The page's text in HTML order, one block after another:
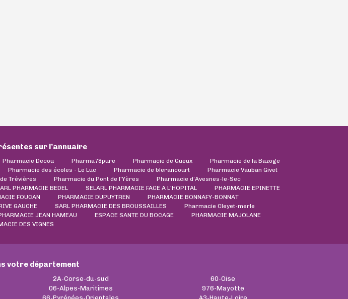
sur l’annuaire
Pharmacie Decou Pharma78pure Pharmacie de Gueux
Pharmacie de la Bazoge
Pharmacie des écoles - Le Luc Pharmacie de blerancourt
Pharmacie Vauban Givet
Trévières Pharmacie du Pont de l'Yères
Pharmacie d’Avesnes-le-Sec
PHARMACIE BEDEL SELARL PHARMACIE FACE A L'HOPITAL
PHARMACIE EPINETTE
FOUCAN PHARMACIE DUPUYTREN
PHARMACIE BONNAFY-BONNAT
GAUCHE SARL PHARMACIE DES BROUSSAILLES
Pharmacie Cleyet-merle
JEAN HAMEAU ESPACE SANTE DU BOCAGE
PHARMACIE MAJOLANE
DES VIGNES
votre département
2A-Corse-du-sud
06-Alpes-Maritimes
60-Oise
976-Mayotte